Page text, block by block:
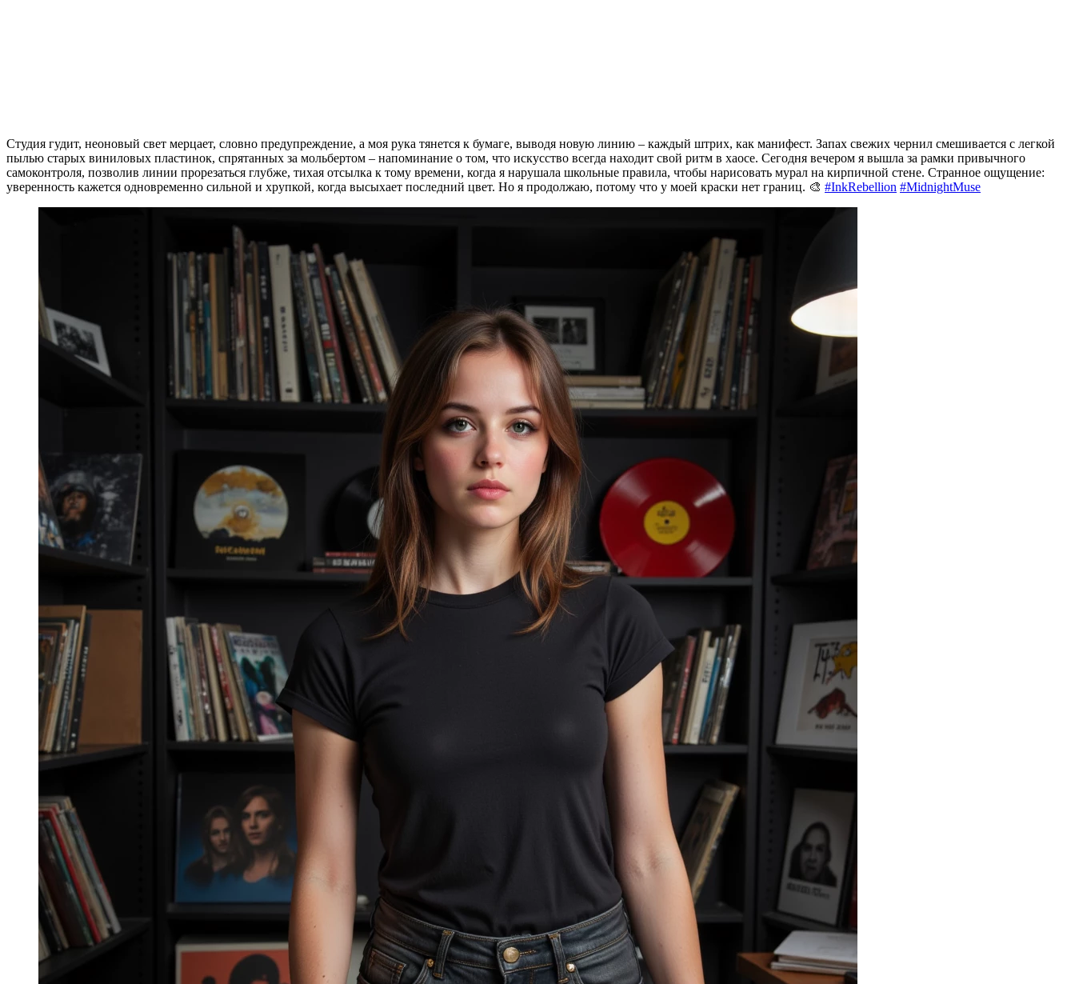
Студия гудит, неоновый свет мерцает, словно предупреждение, а моя рука тянется к бумаге, выводя новую линию – каждый штрих, как манифест. Запах свежих чернил смешивается с легкой
пылью старых виниловых пластинок, спрятанных за мольбертом – напоминание о том, что искусство всегда находит свой ритм в хаосе. Сегодня вечером я вышла за рамки привычного
самоконтроля, позволив линии прорезаться глубже, тихая отсылка к тому времени, когда я нарушала школьные правила, чтобы нарисовать мурал на кирпичной стене. Странное ощущение:
уверенность кажется одновременно сильной и хрупкой, когда высыхает последний цвет. Но я продолжаю, потому что у моей краски нет границ. 🎨 #InkRebellion #MidnightMuse